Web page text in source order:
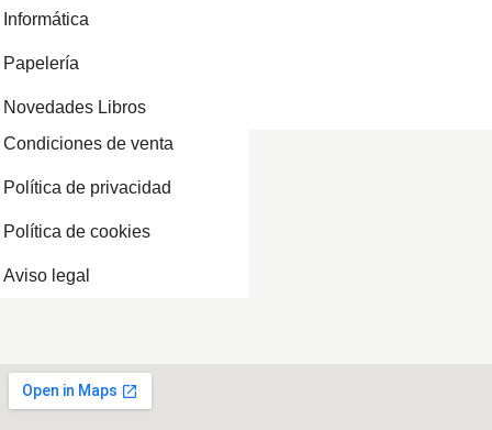
Informática
Papelería
Novedades Libros
Condiciones de venta
Política de privacidad
Política de cookies
Aviso legal